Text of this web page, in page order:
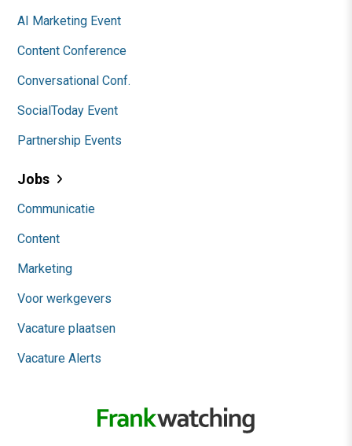
AI Marketing Event
Content Conference
Conversational Conf.
SocialToday Event
Partnership Events
Jobs
Communicatie
Content
Marketing
Voor werkgevers
Vacature plaatsen
Vacature Alerts